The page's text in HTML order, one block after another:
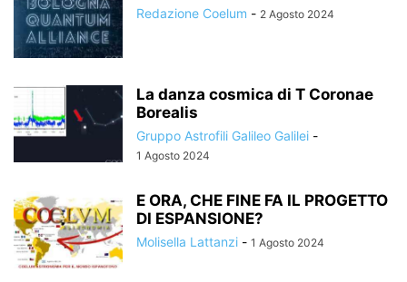
Redazione Coelum - 2 Agosto 2024
La danza cosmica di T Coronae
Borealis
Gruppo Astrofili Galileo Galilei -
1 Agosto 2024
E ORA, CHE FINE FA IL PROGETTO
DI ESPANSIONE?
Molisella Lattanzi - 1 Agosto 2024